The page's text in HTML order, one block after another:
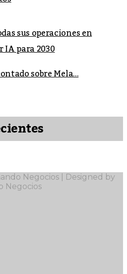
sus operaciones en
IA para 2030
sobre Mela...
Negocios | Designed by
Negocios